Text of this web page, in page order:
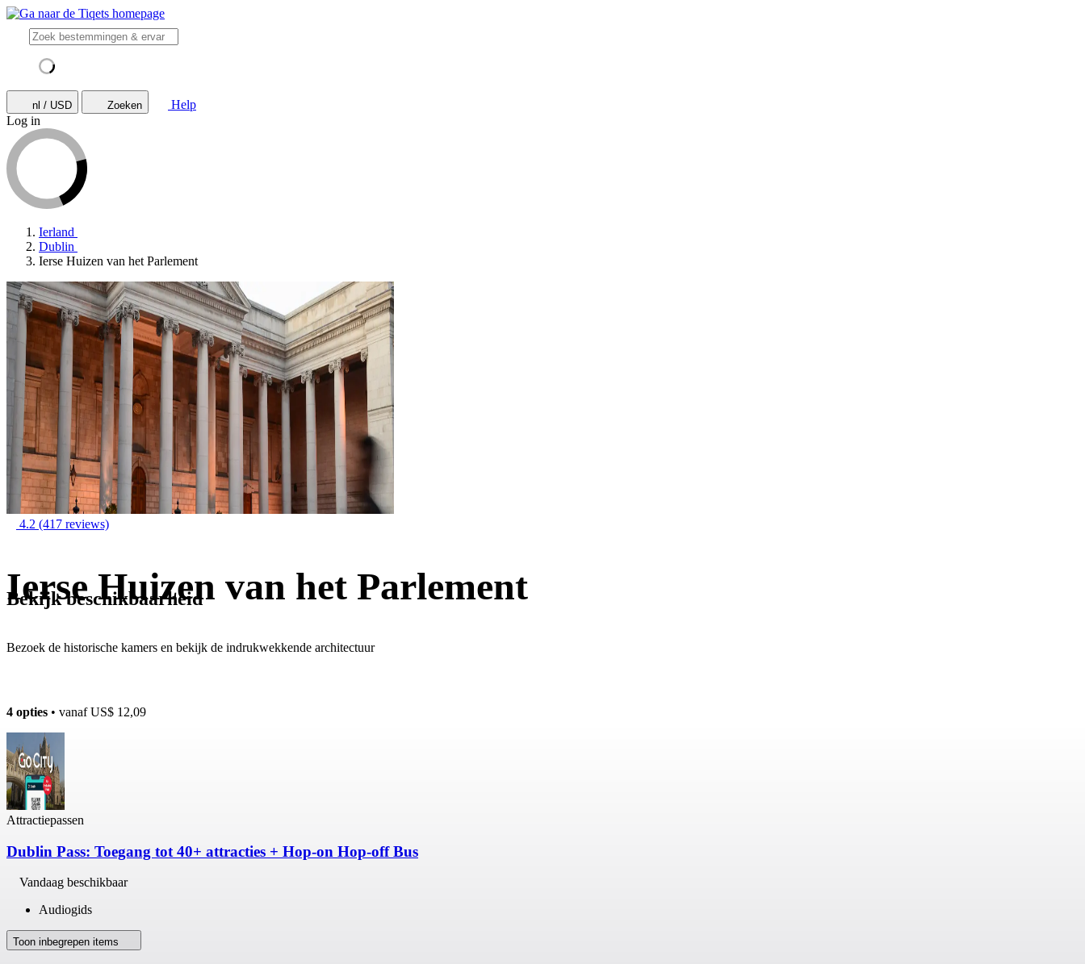
nl / USD Zoeken
Help
Log in
Ierland
Dublin
Ierse Huizen van het Parlement
4.2 (417 reviews)
Ierse Huizen van het Parlement
Bezoek de historische kamers en bekijk de indrukwekkende architectuur
Bekijk beschikbaarheid
4 opties • vanafUS$ 12,09
Attractiepassen
Dublin Pass: Toegang tot 40+ attracties + Hop-on Hop-off Bus
Vandaag beschikbaar
Audiogids
Toon inbegrepen items